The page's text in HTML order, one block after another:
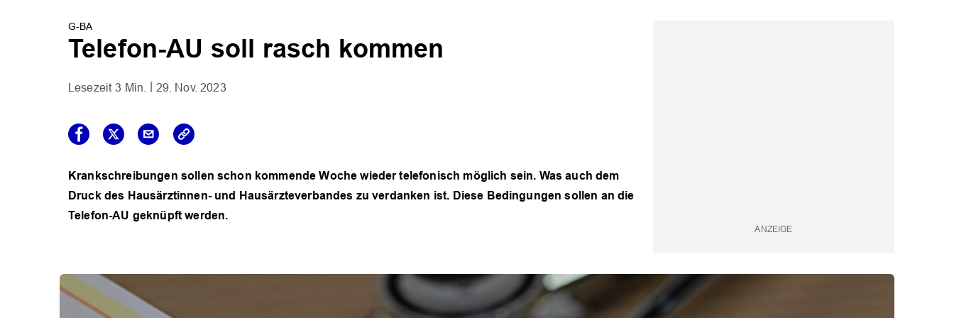
G-BA
Telefon-AU soll rasch kommen
3 Min. 29. Nov. 2023
Krankschreibungen sollen schon kommende Woche wieder telefonisch möglich sein. Was auch dem
Druck des Hausärztinnen- und Hausärzteverbandes zu verdanken ist. Diese Bedingungen sollen an die
Telefon-AU geknüpft werden.